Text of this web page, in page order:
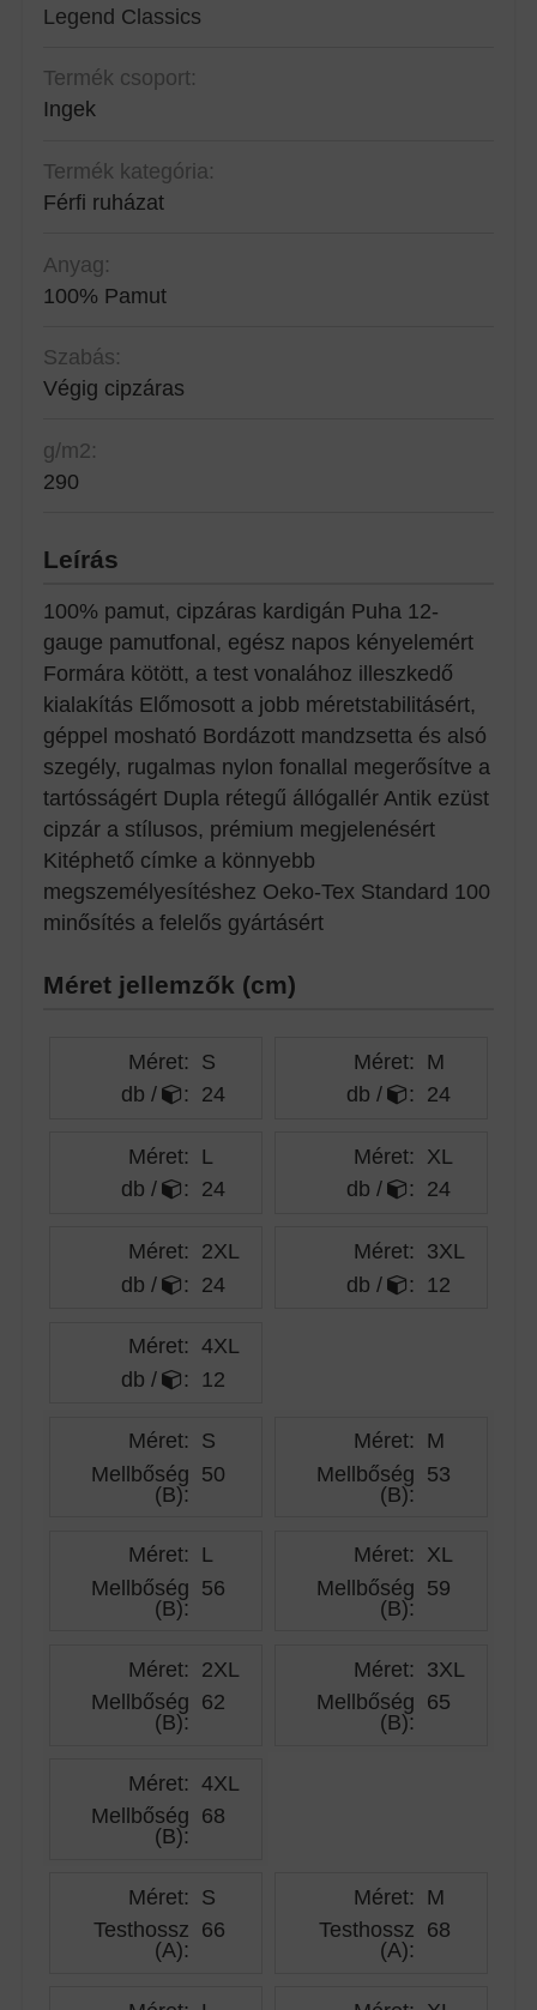
Legend Classics
Termék csoport:
Ingek
Termék kategória:
Férfi ruházat
Anyag:
100% Pamut
Szabás:
Végig cipzáras
g/m2:
290
Leírás
100% pamut, cipzáras kardigán Puha 12-
gauge pamutfonal, egész napos kényelemért
Formára kötött, a test vonalához illeszkedő
kialakítás Előmosott a jobb méretstabilitásért,
géppel mosható Bordázott mandzsetta és alsó
szegély, rugalmas nylon fonallal megerősítve a
tartósságért Dupla rétegű állógallér Antik ezüst
cipzár a stílusos, prémium megjelenésért
Kitéphető címke a könnyebb
megszemélyesítéshez Oeko-Tex Standard 100
minősítés a felelős gyártásért
Méret jellemzők (cm)
Méret: S
db /
: 24
Méret: M
db /
: 24
Méret: L
db /
: 24
Méret: XL
db /
: 24
Méret: 2XL
db /
: 24
Méret: 3XL
db /
: 12
Méret: 4XL
db /
: 12
Méret: S
Mellbőség
(B):
50
Méret: M
Mellbőség
(B):
53
Méret: L
Mellbőség
(B):
56
Méret: XL
Mellbőség
(B):
59
Méret: 2XL
Mellbőség
(B):
62
Méret: 3XL
Mellbőség
(B):
65
Méret: 4XL
Mellbőség
(B):
68
Méret: S
Testhossz
(A):
66
Méret: M
Testhossz
(A):
68